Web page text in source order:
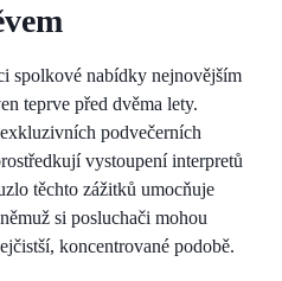
spolkové nabídky nejnovějším
teprve před dvěma lety.
podvečerních
vystoupení interpretů
těchto zážitků umocňuje
si posluchači mohou
koncentrované podobě.